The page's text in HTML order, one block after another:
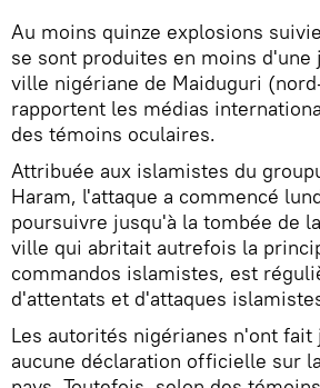
Au moins quinze explosions
se sont produites en moins d'une
ville nigériane de Maiduguri
rapportent les médias
des témoins oculaires.
Attribuée aux islamistes du
Haram, l'attaque a commencé
poursuivre jusqu'à la tombée de
ville qui abritait autrefois la
commandos islamistes, est
d'attentats et d'attaques
Les autorités nigérianes n'ont fait
aucune déclaration officielle sur